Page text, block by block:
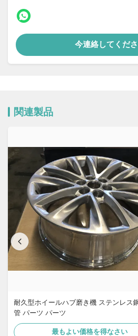
今連絡してくだ
関連製品
耐久型ホイールハブ磨き機 ステンレス
管 パーツ パーツ
最もよい価格を得なさい